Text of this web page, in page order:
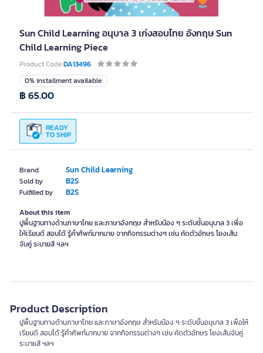
Sun Child Learning อนุบาล 3 เก่งสอบไทย อังกฤษ Sun
Child Learning Piece
Product CodeDA13496
Brand Sun Child Learning
Sold by B2S
Fulfilled by B2S
0% installment available
READY
TO SHIP
฿ 65.00
About this item
ปูพื้นฐานทางด้านภาษาไทย และภาษาอังกฤษ สำหรับน้อง ๆ ระดับชั้นอนุบาล 3 เพื่อ
ให้เรียนดี สอบได้ รู้คำศัพท์มากมาย จากกิจกรรมต่างๆ เช่น คัดตัวอักษร โยงเส้น
จับคู่ ระบายสี ฯลฯ
Product Description
ปูพื้นฐานทางด้านภาษาไทย และภาษาอังกฤษ สำหรับน้อง ๆ ระดับชั้นอนุบาล 3 เพื่อให้
เรียนดี สอบได้ รู้คำศัพท์มากมาย จากกิจกรรมต่างๆ เช่น คัดตัวอักษร โยงเส้นจับคู่
ระบายสี ฯลฯ